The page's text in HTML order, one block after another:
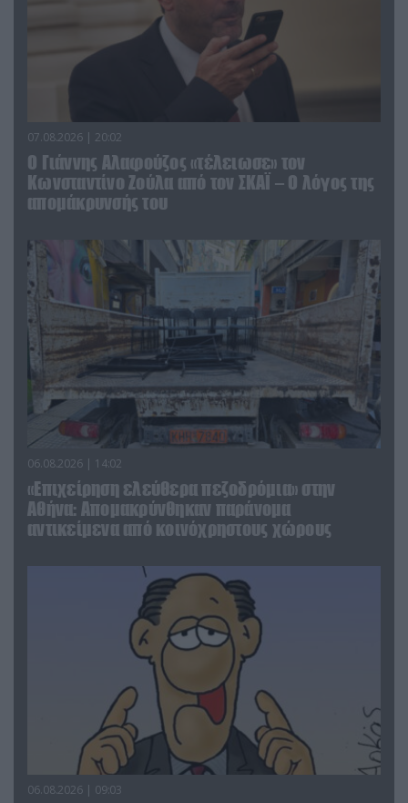
07.08.2026 | 20:02
Ο Γιάννης Αλαφούζος «τέλειωσε» τον
Κωνσταντίνο Ζούλα από τον ΣΚΑΪ – Ο λόγος της
απομάκρυνσής του
06.08.2026 | 14:02
«Επιχείρηση ελεύθερα πεζοδρόμια» στην
Αθήνα: Απομακρύνθηκαν παράνομα
αντικείμενα από κοινόχρηστους χώρους
06.08.2026 | 09:03